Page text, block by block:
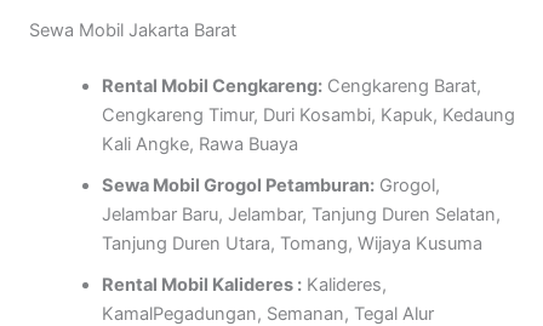
Sewa Mobil Jakarta Barat
Rental Mobil Cengkareng:Cengkareng Barat,
Cengkareng Timur, Duri Kosambi, Kapuk, Kedaung
Kali Angke, Rawa Buaya
Sewa Mobil Grogol Petamburan:Grogol,
Jelambar Baru, Jelambar, Tanjung Duren Selatan,
Tanjung Duren Utara, Tomang, Wijaya Kusuma
Rental Mobil Kalideres :Kalideres,
KamalPegadungan, Semanan, Tegal Alur